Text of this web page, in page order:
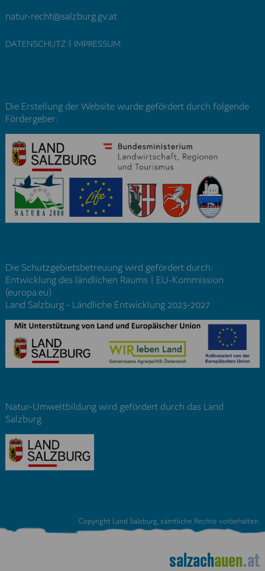
natur-recht@salzburg.gv.at
DATENSCHUTZ| IMPRESSUM
Die Erstellung der Website wurde gefördert durch folgende
Fördergeber:
Die Schutzgebietsbetreuung wird gefördert durch:
Entwicklung des ländlichen Raums | EU-Kommission
(europa.eu)
Land Salzburg - Ländliche Entwicklung 2023-2027
Natur-Umweltbildung wird gefördert durch das Land
Salzburg.
Copyright Land Salzburg, sämtliche Rechte vorbehalten.
salzachauen.at